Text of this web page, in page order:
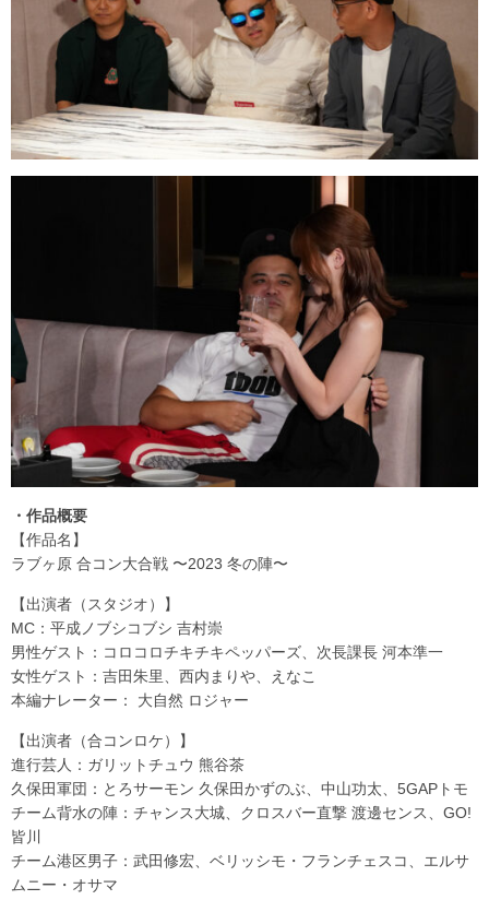
・作品概要
【作品名】
ラブヶ原 合コン大合戦 〜2023 冬の陣〜
【出演者（スタジオ）】
MC：平成ノブシコブシ 吉村崇
男性ゲスト：コロコロチキチキペッパーズ、次長課長 河本準一
女性ゲスト：吉田朱里、西内まりや、えなこ
本編ナレーター： 大自然 ロジャー
【出演者（合コンロケ）】
進行芸人：ガリットチュウ 熊谷茶
久保田軍団：とろサーモン 久保田かずのぶ、中山功太、5GAPトモ
チーム背水の陣：チャンス大城、クロスバー直撃 渡邊センス、GO!
皆川
チーム港区男子：武田修宏、ベリッシモ・フランチェスコ、エルサ
ムニー・オサマ